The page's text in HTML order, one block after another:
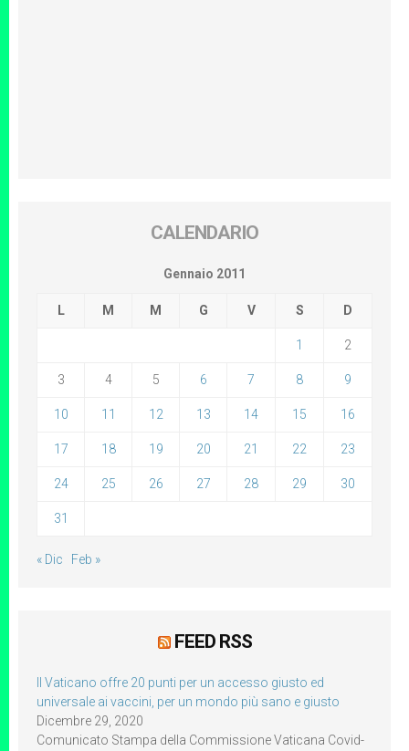
CALENDARIO
Gennaio 2011
L M M G V S D
1 2
3 4 5 6 7 8 9
10 11 12 13 14 15 16
17 18 19 20 21 22 23
24 25 26 27 28 29 30
31
« Dic Feb »
FEED RSS
Il Vaticano offre 20 punti per un accesso giusto ed
universale ai vaccini, per un mondo più sano e giusto
Dicembre 29, 2020
Comunicato Stampa della Commissione Vaticana Covid-